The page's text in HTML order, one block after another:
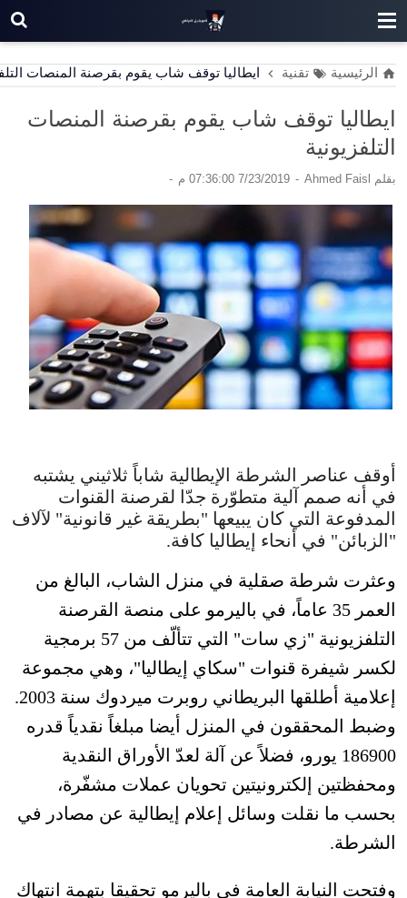
الرئيسية تقنية ايطاليا توقف شاب يقوم بقرصنة المنصات
ايطاليا توقف شاب يقوم بقرصنة المنصات
التلفزيونية
بقلم Ahmed Faisl 7/23/2019 07:36:00 م
أوقف عناصر الشرطة الإيطالية شاباً ثلاثيني يشتبه
في أنه صمم آلية متطوّرة جدّا لقرصنة القنوات
المدفوعة التي كان يبيعها "بطريقة غير قانونية" لآلاف
"الزبائن" في أنحاء إيطاليا كافة.
وعثرت شرطة صقلية في منزل الشاب، البالغ من
العمر 35 عاماً، في باليرمو على منصة القرصنة
التلفزيونية "زي سات" التي تتألّف من 57 برمجية
لكسر شيفرة قنوات "سكاي إيطاليا"، وهي مجموعة
إعلامية أطلقها البريطاني روبرت ميردوك سنة 2003.
وضبط المحققون في المنزل أيضا مبلغاً نقدياً قدره
186900 يورو، فضلاً عن آلة لعدّ الأوراق النقدية
ومحفظتين إلكترونيتين تحويان عملات مشفّرة،
بحسب ما نقلت وسائل إعلام إيطالية عن مصادر في
الشرطة.
وفتحت النيابة العامة في باليرمو تحقيقا بتهمة انتهاك